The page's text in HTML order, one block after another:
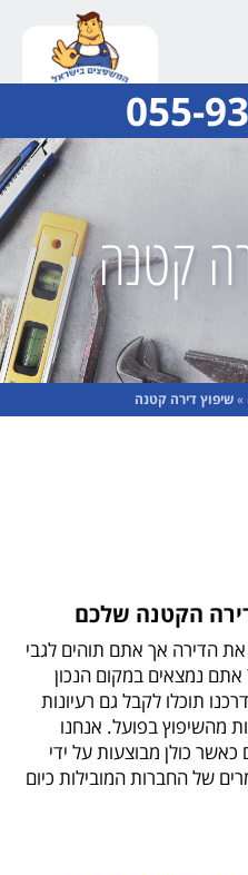
055-
קטנה
»שיפוץ דירה קטנה
הקטנה שלכם
הדירה אך אתם תוהים לגבי
אתם נמצאים במקום הנכון
תוכלו לקבל גם רעיונות
מהשיפוץ בפועל. אנחנו
כולן מבוצעות על ידי
של החברות המובילות כיום